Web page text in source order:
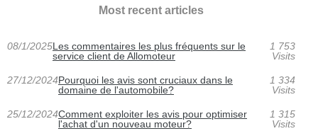
Most recent articles
08/1/2025Les commentaires les plus fréquents sur le
service client de Allomoteur
1 753
Visits
27/12/2024Pourquoi les avis sont cruciaux dans le
domaine de l'automobile?
1 334
Visits
25/12/2024Comment exploiter les avis pour optimiser
l'achat d'un nouveau moteur?
1 315
Visits